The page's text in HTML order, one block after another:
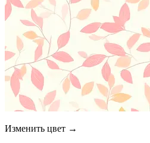
Изменить цвет →